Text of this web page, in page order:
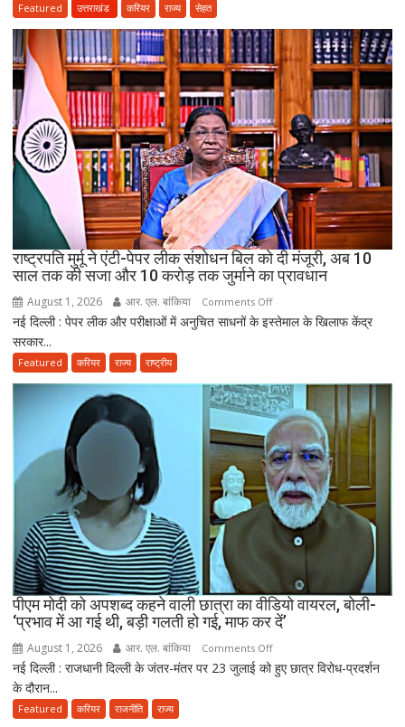
3
साल
सरकारी
सेवा
जरूरी!
फिर
ही
कर
सकेंगे
PG,
उत्तराखंड
स्वास्थ्य
विभाग
ने
तैयार
की
Featured उत्तराखंड करियर राज्य सेहत
राष्ट्रपति मुर्मू ने एंटी-पेपर लीक संशोधन बिल को दी मंजूरी, अब 10
साल तक की सजा और 10 करोड़ तक जुर्माने का प्रावधान
August 1, 2026 आर. एल. बांकिया Comments Offon
राष्ट्रपति
एंटी-
पेपर
लीक
संशोधन
बिल
को
दी
मंजूरी,
अब
10
तक
की
10
नई दिल्ली : पेपर लीक और परीक्षाओं में अनुचित साधनों के इस्तेमाल के खिलाफ केंद्र
सरकार...
Featured करियर राज्य राष्ट्रीय
पीएम मोदी को अपशब्द कहने वाली छात्रा का वीडियो वायरल, बोली-
‘प्रभाव में आ गई थी, बड़ी गलती हो गई, माफ कर दें’
August 1, 2026 आर. एल. बांकिया Comments Offon
पीएम
नई दिल्ली : राजधानी दिल्ली के जंतर-मंतर पर 23 जुलाई को हुए छात्र विरोध-प्रदर्शन
के दौरान...
Featured करियर राजनीति राज्य